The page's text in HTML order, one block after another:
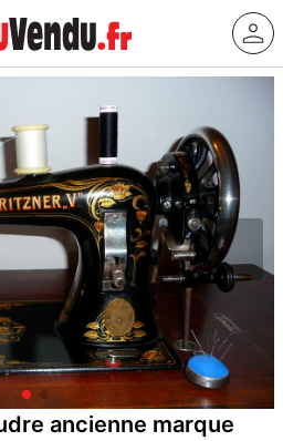
ancienne marque